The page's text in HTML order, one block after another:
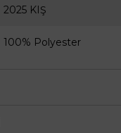
2025 KIŞ
100% Polyester